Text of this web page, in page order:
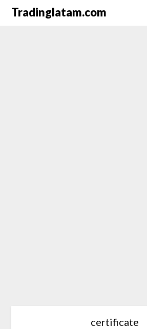
SaltarTradinglatam.com
certificate